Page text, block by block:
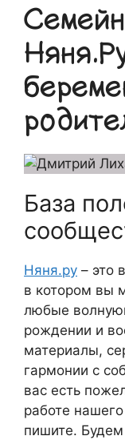
База
Няня.ру – это
в котором вы
любые
рождении и
материалы,
гармонии с
вас есть
работе
пишите.